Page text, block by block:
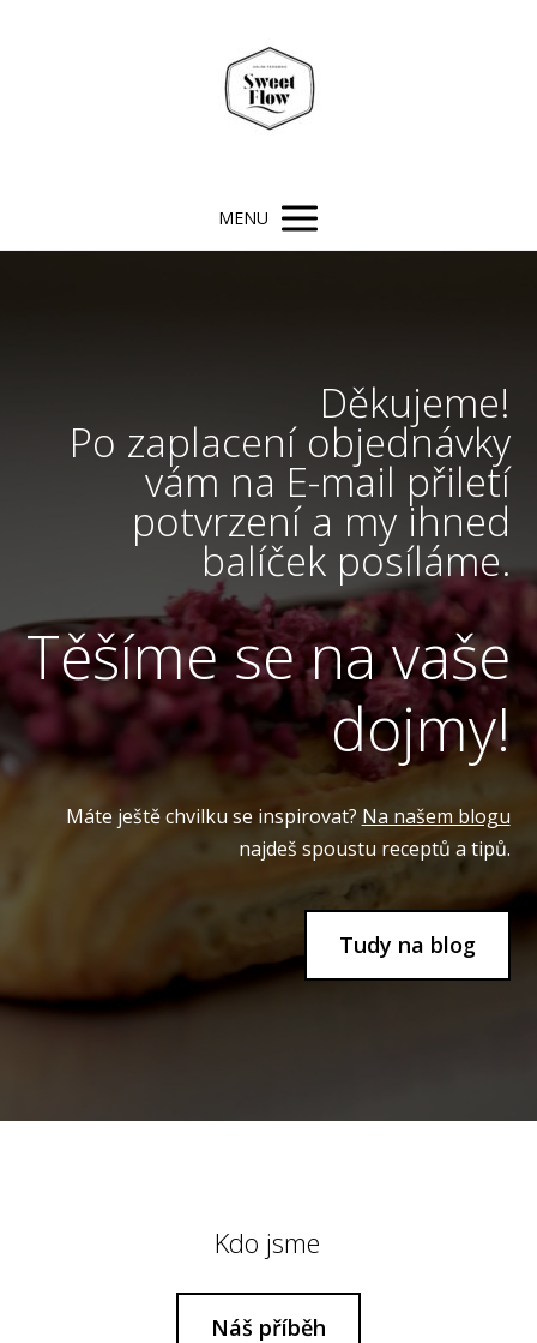
MENU
Děkujeme!
Po zaplacení objednávky
vám na E-mail přiletí
potvrzení a my ihned
balíček posíláme.
Těšíme se na vaše
dojmy!
Máte ještě chvilku se inspirovat? Na našem blogu
najdeš spoustu receptů a tipů.
Tudy na blog
Kdo jsme
Náš příběh